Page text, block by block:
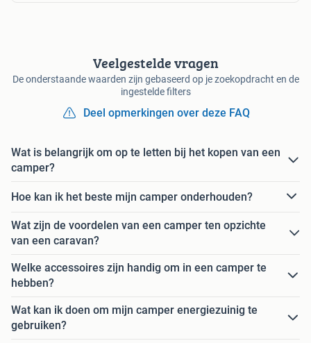
Veelgestelde vragen
De onderstaande waarden zijn gebaseerd op je zoekopdracht en de
ingestelde filters
Deel opmerkingen over deze FAQ
Wat is belangrijk om op te letten bij het kopen van een
camper?
Hoe kan ik het beste mijn camper onderhouden?
Wat zijn de voordelen van een camper ten opzichte
van een caravan?
Welke accessoires zijn handig om in een camper te
hebben?
Wat kan ik doen om mijn camper energiezuinig te
gebruiken?